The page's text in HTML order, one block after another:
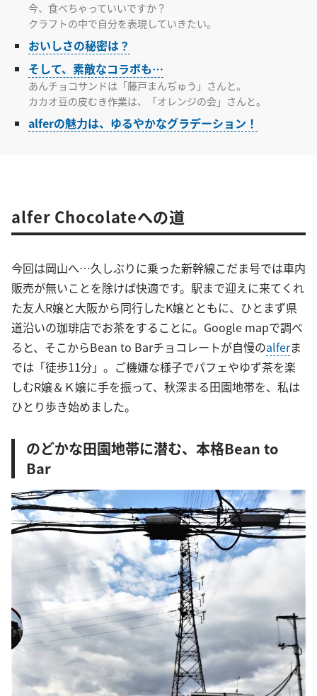
今、食べちゃっていいですか？
クラフトの中で自分を表現していきたい。
おいしさの秘密は？
そして、素敵なコラボも…
あんチョコサンドは「藤戸まんぢゅう」さんと。
カカオ豆の皮むき作業は、「オレンジの会」さんと。
alferの魅力は、ゆるやかなグラデーション！
alfer Chocolateへの道
今回は岡山へ…久しぶりに乗った新幹線こだま号では車内
販売が無いことを除けば快適です。駅まで迎えに来てくれ
た友人R嬢と大阪から同行したK嬢とともに、ひとまず県
道沿いの珈琲店でお茶をすることに。Google mapで調べ
ると、そこからBean to Barチョコレートが自慢のalferま
では「徒歩11分」。ご機嫌な様子でパフェやゆず茶を楽
しむR嬢＆Ｋ嬢に手を振って、秋深まる田園地帯を、私は
ひとり歩き始めました。
のどかな田園地帯に潜む、本格Bean to
Bar